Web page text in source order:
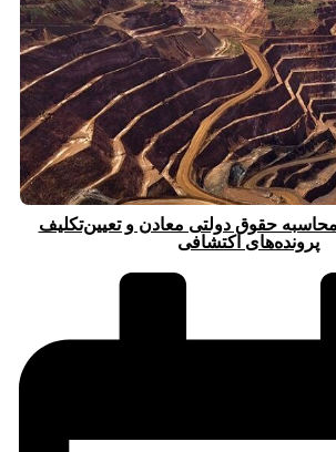
حقوق دولتی معادن و تعیین‌تکلیف
پرونده‌های اکتشافی